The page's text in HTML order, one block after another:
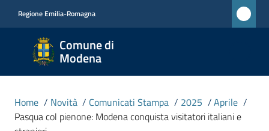
Regione Emilia-Romagna
Comune di
Modena
Comune
di
Modena
CIVICA
MONET
Home / Novità / Comunicati Stampa / 2025 /Aprile /
Pasqua col pienone: Modena conquista visitatori italiani e